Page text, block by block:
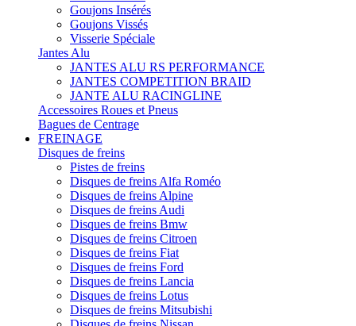
Goujons Insérés
Goujons Vissés
Visserie Spéciale
Jantes Alu
JANTES ALU RS PERFORMANCE
JANTES COMPETITION BRAID
JANTE ALU RACINGLINE
Accessoires Roues et Pneus
Bagues de Centrage
FREINAGE
Disques de freins
Pistes de freins
Disques de freins Alfa Roméo
Disques de freins Alpine
Disques de freins Audi
Disques de freins Bmw
Disques de freins Citroen
Disques de freins Fiat
Disques de freins Ford
Disques de freins Lancia
Disques de freins Lotus
Disques de freins Mitsubishi